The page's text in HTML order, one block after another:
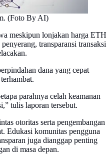
(Foto By AI)
meskipun lonjakan harga ETH
transparansi transaksi
dana yang cepat
parahnya celah keamanan
tulis laporan tersebut.
otoritas serta pengembangan
Edukasi komunitas pengguna
juga dianggap penting
di masa depan.